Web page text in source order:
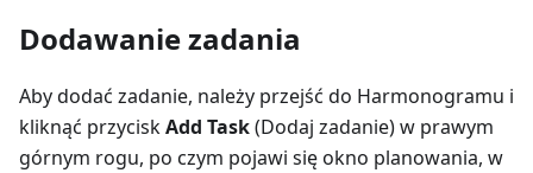
Dodawanie zadania
Aby dodać zadanie, należy przejść do Harmonogramu i
kliknąć przyciskAdd Task(Dodaj zadanie) w prawym
górnym rogu, po czym pojawi się okno planowania, w